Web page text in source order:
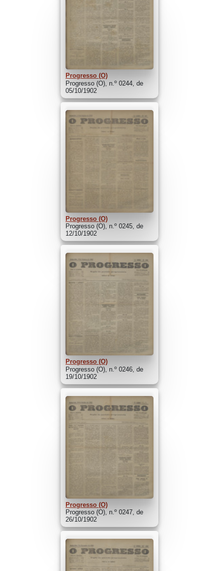
Progresso (O)
Progresso (O), n.º 0244, de
05/10/1902
Progresso (O)
Progresso (O), n.º 0245, de
12/10/1902
Progresso (O)
Progresso (O), n.º 0246, de
19/10/1902
Progresso (O)
Progresso (O), n.º 0247, de
26/10/1902